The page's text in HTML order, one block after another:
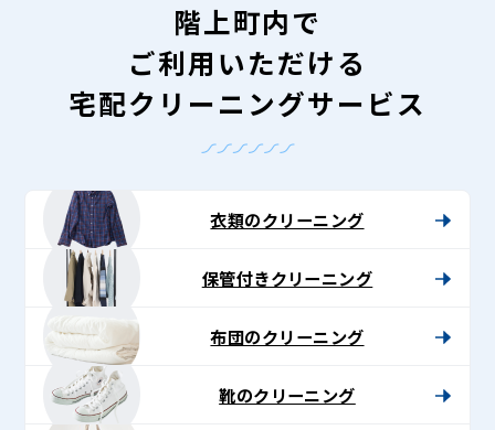
Lenet〈リ
ト〉
階上町内で
ご利用いただける
宅配クリーニングサービス
衣類のクリーニング
保管付きクリーニング
布団のクリーニング
靴のクリーニング